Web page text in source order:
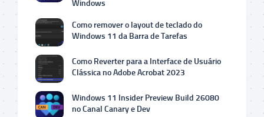
Windows
Como remover o layout de teclado do
Windows 11 da Barra de Tarefas
Como Reverter para a Interface de Usuário
Clássica no Adobe Acrobat 2023
Windows 11 Insider Preview Build 26080
no Canal Canary e Dev